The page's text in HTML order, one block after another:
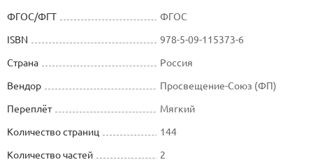
ФГОС/ФГТ
ФГОС
ISBN
978-5-09-115373-6
Страна
Россия
Вендор
Просвещение-Союз (ФП)
Переплёт
Мягкий
Количество страниц
144
Количество частей
2